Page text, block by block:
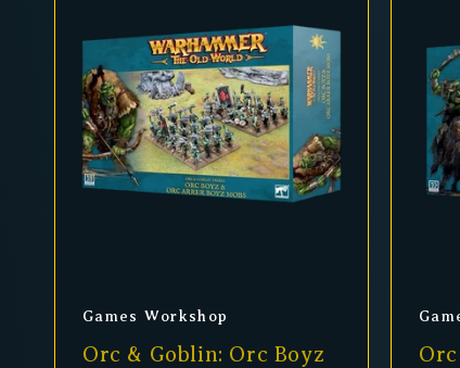
Anbieter:
Games Workshop
Orc & Goblin: Orc Boyz